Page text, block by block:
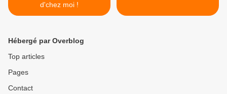
d'chez moi !
Hébergé par Overblog
Top articles
Pages
Contact